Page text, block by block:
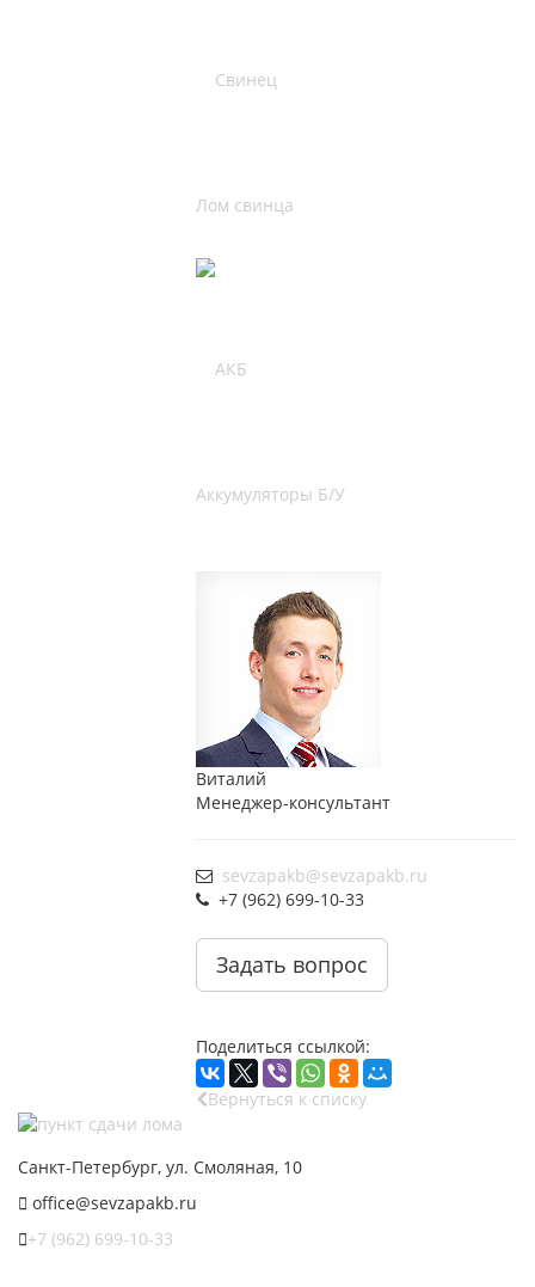
Лом свинца
Аккумуляторы Б/У
Виталий
Менеджер-консультант
sevzapakb@sevzapakb.ru
+7 (962) 699-10-33
Задать вопрос
Поделиться ссылкой:
Вернуться к списку
Санкт-Петербург, ул. Смоляная, 10
office@sevzapakb.ru
+7 (962) 699-10-33